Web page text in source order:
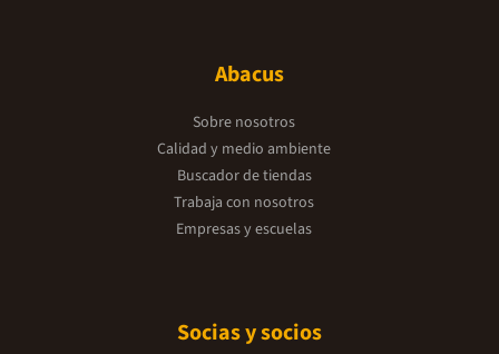
Abacus
Sobre nosotros
Calidad y medio ambiente
Buscador de tiendas
Trabaja con nosotros
Empresas y escuelas
Socias y socios